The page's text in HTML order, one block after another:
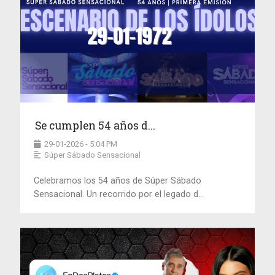
Se cumplen 54 años d...
29-01-2026 - 5:04 PM
Súper Sábado Sensacional
Celebramos los 54 años de Súper Sábado
Sensacional. Un recorrido por el legado d...